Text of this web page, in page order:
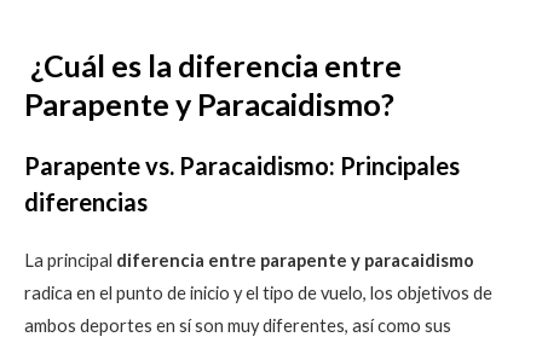
¿Cuál es la diferencia entre
Parapente y Paracaidismo?
Parapente vs. Paracaidismo: Principales
diferencias
La principal diferencia entre parapente y paracaidismo
radica en el punto de inicio y el tipo de vuelo, los objetivos de
ambos deportes en sí son muy diferentes, así como sus